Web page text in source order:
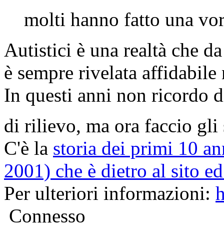
molti hanno fatto una
Autistici è una realtà che
è sempre rivelata
In questi anni non ricordo
di rilievo, ma ora faccio
C'è la storia dei primi 10
2001) che è dietro al sito
Per ulteriori informazioni:
Connesso